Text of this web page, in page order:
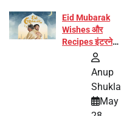
Eid Mubarak
Wishes और
Recipes इंटरनेट
पर हुईं वायरल
Anup
Shukla
May